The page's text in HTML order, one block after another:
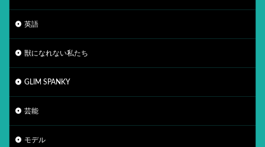
英語
獣になれない私たち
GLIM SPANKY
芸能
モデル